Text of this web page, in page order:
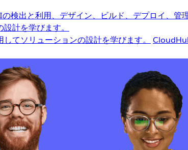
検出と利用、デザイン、ビルド、デプロイ、管
計を学びます。
てソリューションの設計を学びます。